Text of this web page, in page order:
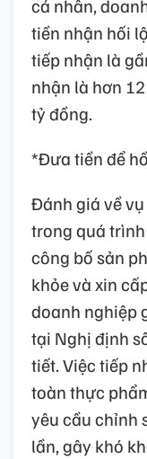
cá nhân,
tiền nhận hối
tiếp nhận là
nhận là hơn
tỷ đồng.
*Đưa tiền để
Đánh giá về
trong quá
công bố sản
khỏe và xin
doanh nghiệp
tại Nghị định
tiết. Việc tiếp
toàn thực
yêu cầu chỉnh
lần, gây khó